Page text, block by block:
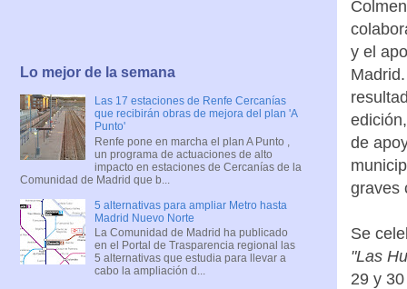
y el
de
graves
Se
"Las
29 y
Lo mejor de la semana
Las 17 estaciones de Renfe Cercanías
que recibirán obras de mejora del plan 'A
Punto'
Renfe pone en marcha el plan A Punto ,
un programa de actuaciones de alto
impacto en estaciones de Cercanías de la
Comunidad de Madrid que b...
5 alternativas para ampliar Metro hasta
Madrid Nuevo Norte
La Comunidad de Madrid ha publicado
en el Portal de Trasparencia regional las
5 alternativas que estudia para llevar a
cabo la ampliación d...